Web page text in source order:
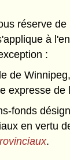
réserve
à
:
de
expresse de
fonds
en vertu
.